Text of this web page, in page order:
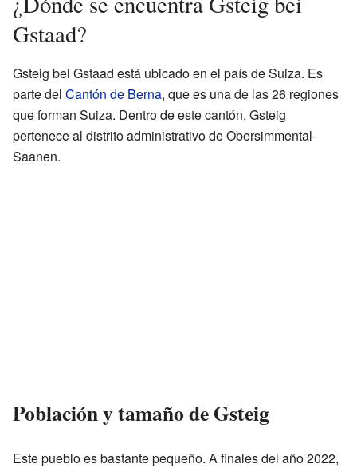
Gstaad?
Gsteig bei Gstaad está ubicado en el país de Suiza. Es
parte del Cantón de Berna, que es una de las 26 regiones
que forman Suiza. Dentro de este cantón, Gsteig
pertenece al distrito administrativo de Obersimmental-
Saanen.
Población y tamaño de Gsteig
Este pueblo es bastante pequeño. A finales del año 2022,